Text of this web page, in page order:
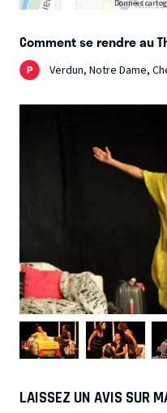
Données
Comment se rendre au
Verdun, Notre Dame,
LAISSEZ UN AVIS SUR